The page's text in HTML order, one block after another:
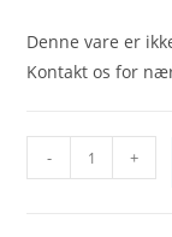
Denne vare er
Kontakt os for
Automatisk
røgrørsrensning
- +